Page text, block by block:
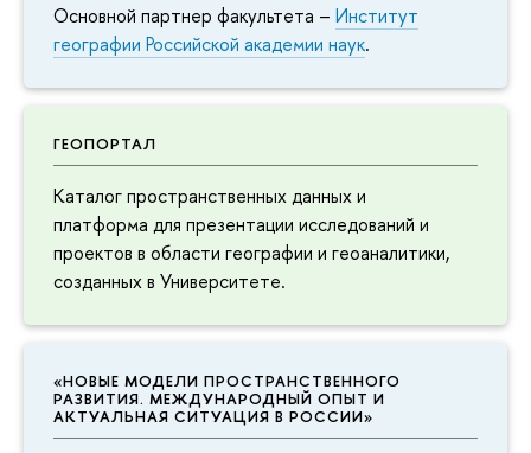
Основной партнер факультета – Институт
географии Российской академии наук.
ГЕОПОРТАЛ
Каталог пространственных данных и
платформа для презентации исследований и
проектов в области географии и геоаналитики,
созданных в Университете.
«НОВЫЕ МОДЕЛИ ПРОСТРАНСТВЕННОГО
РАЗВИТИЯ. МЕЖДУНАРОДНЫЙ ОПЫТ И
АКТУАЛЬНАЯ СИТУАЦИЯ В РОССИИ»